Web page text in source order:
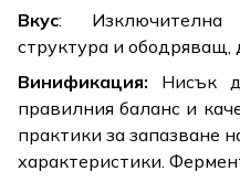
Вкус: Изключителна
структура и
Винификация: Нисък
правилния баланс и
практики за запазване
характеристики.